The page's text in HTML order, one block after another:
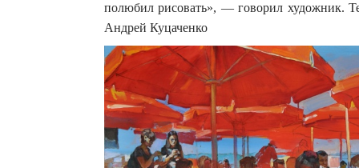
полюбил рисовать», — говорил художник.
Андрей Куцаченко